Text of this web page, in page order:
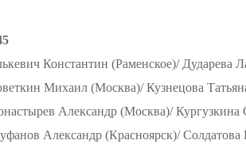
Константин (Раменское)/ Дударева
Михаил (Москва)/ Кузнецова
Александр (Москва)/ Кургузкина
Александр (Красноярск)/